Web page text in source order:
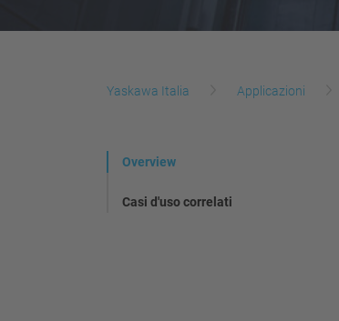
Yaskawa Italia Applicazioni
Overview
Casi d'uso correlati